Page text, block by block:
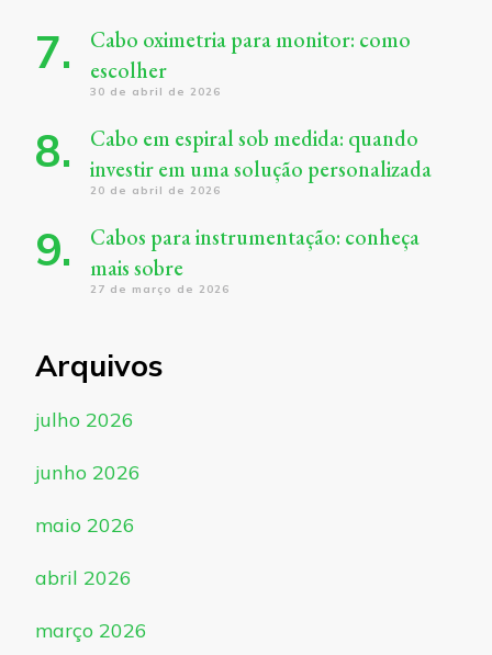
Cabo oximetria para monitor: como
escolher
30 de abril de 2026
Cabo em espiral sob medida: quando
investir em uma solução personalizada
20 de abril de 2026
Cabos para instrumentação: conheça
mais sobre
27 de março de 2026
Arquivos
julho 2026
junho 2026
maio 2026
abril 2026
março 2026